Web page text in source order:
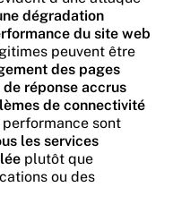
dégradation
du site web
peuvent être
des pages
réponse accrus
de connectivité
sont
les services
plutôt que
ou des